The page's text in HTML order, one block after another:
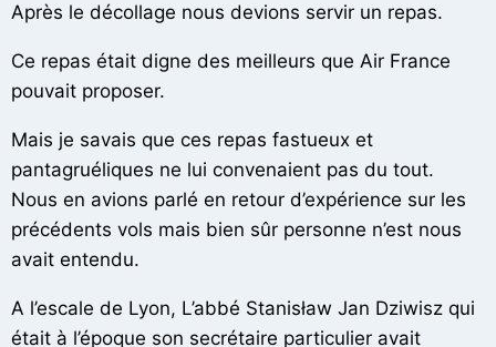
Après le décollage nous devions servir un repas.
Ce repas était digne des meilleurs que Air France
pouvait proposer.
Mais je savais que ces repas fastueux et
pantagruéliques ne lui convenaient pas du tout.
Nous en avions parlé en retour d’expérience sur les
précédents vols mais bien sûr personne n’est nous
avait entendu.
A l’escale de Lyon, L’abbé Stanisław Jan Dziwisz qui
était à l’époque son secrétaire particulier avait